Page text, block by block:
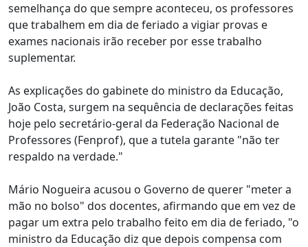
semelhança do que sempre aconteceu, os professores
que trabalhem em dia de feriado a vigiar provas e
exames nacionais irão receber por esse trabalho
suplementar.
As explicações do gabinete do ministro da Educação,
João Costa, surgem na sequência de declarações feitas
hoje pelo secretário-geral da Federação Nacional de
Professores (Fenprof), que a tutela garante "não ter
respaldo na verdade."
Mário Nogueira acusou o Governo de querer "meter a
mão no bolso" dos docentes, afirmando que em vez de
pagar um extra pelo trabalho feito em dia de feriado, "o
ministro da Educação diz que depois compensa com